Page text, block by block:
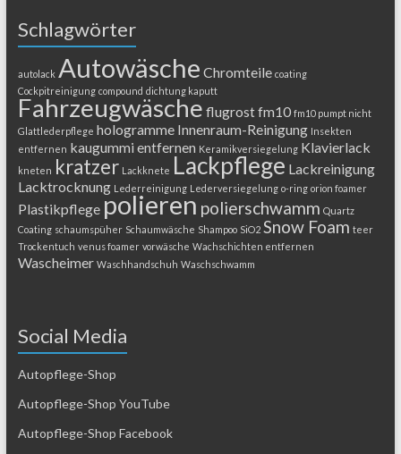
Schlagwörter
autolack Autowäsche Chromteile coating
Cockpitreinigung compound dichtung kaputt
Fahrzeugwäsche flugrostfm10 fm10 pumpt nicht
Glattlederpflege hologramme Innenraum-Reinigung Insekten
entfernen kaugummi entfernen Keramikversiegelung Klavierlack
kneten kratzer Lackknete Lackpflege Lackreinigung
Lacktrocknung Lederreinigung Lederversiegelung o-ring orion foamer
Plastikpflege polieren polierschwamm Quartz
Coating schaumspüher Schaumwäsche Shampoo SiO2 Snow Foam teer
Trockentuch venus foamer vorwäsche Wachschichten entfernen
Wascheimer Waschhandschuh Waschschwamm
Social Media
Autopflege-Shop
Autopflege-Shop YouTube
Autopflege-Shop Facebook